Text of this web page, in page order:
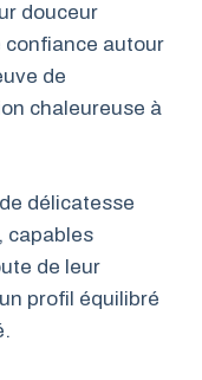
douceur
confiance autour
de
chaleureuse à
délicatesse
capables
de leur
profil équilibré